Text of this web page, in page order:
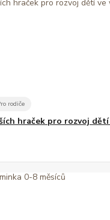
rodiče
hraček pro rozvoj dětí